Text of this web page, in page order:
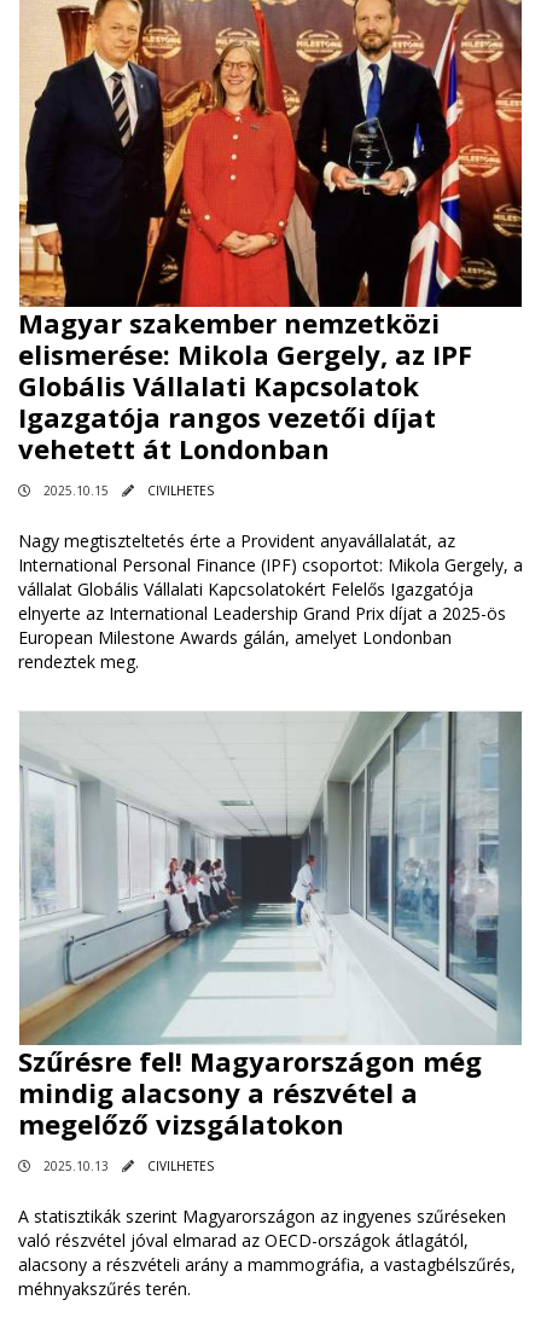
Magyar szakember nemzetközi
elismerése: Mikola Gergely, az IPF
Globális Vállalati Kapcsolatok
Igazgatója rangos vezetői díjat
vehetett át Londonban
2025.10.15 CIVILHETES
Nagy megtiszteltetés érte a Provident anyavállalatát, az
International Personal Finance (IPF) csoportot: Mikola Gergely, a
vállalat Globális Vállalati Kapcsolatokért Felelős Igazgatója
elnyerte az International Leadership Grand Prix díjat a 2025-ös
European Milestone Awards gálán, amelyet Londonban
rendeztek meg.
Szűrésre fel! Magyarországon még
mindig alacsony a részvétel a
megelőző vizsgálatokon
2025.10.13 CIVILHETES
A statisztikák szerint Magyarországon az ingyenes szűréseken
való részvétel jóval elmarad az OECD-országok átlagától,
alacsony a részvételi arány a mammográfia, a vastagbélszűrés,
méhnyakszűrés terén.